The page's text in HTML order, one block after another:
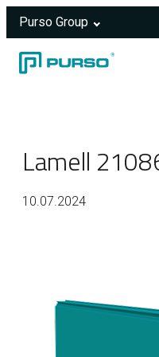
Purso Group
Lamell
10.07.2024